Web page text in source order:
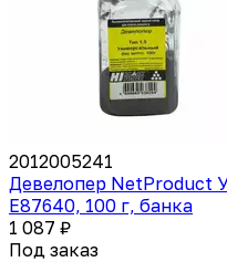
2012005241
Девелопер NetProduct
E87640, 100 г, банка
1 087 ₽
Под заказ